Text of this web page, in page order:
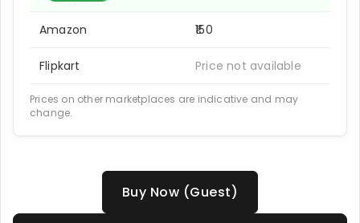
Amazon ₹150
Flipkart Price not available
Prices on other marketplaces are indicative and may
change.
Buy Now (Guest)